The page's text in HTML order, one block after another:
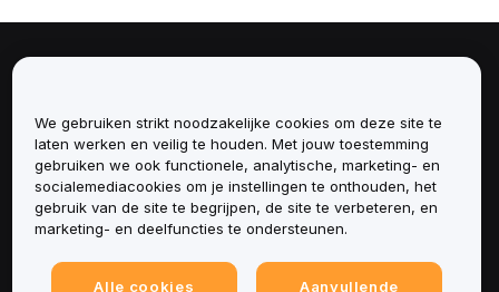
Diensten
Ondersteuning
Producten
We gebruiken strikt noodzakelijke cookies om deze site te
laten werken en veilig te houden. Met jouw toestemming
gebruiken we ook functionele, analytische, marketing- en
socialemediacookies om je instellingen te onthouden, het
gebruik van de site te begrijpen, de site te verbeteren, en
marketing- en deelfuncties te ondersteunen.
Alle cookies Aanvullende